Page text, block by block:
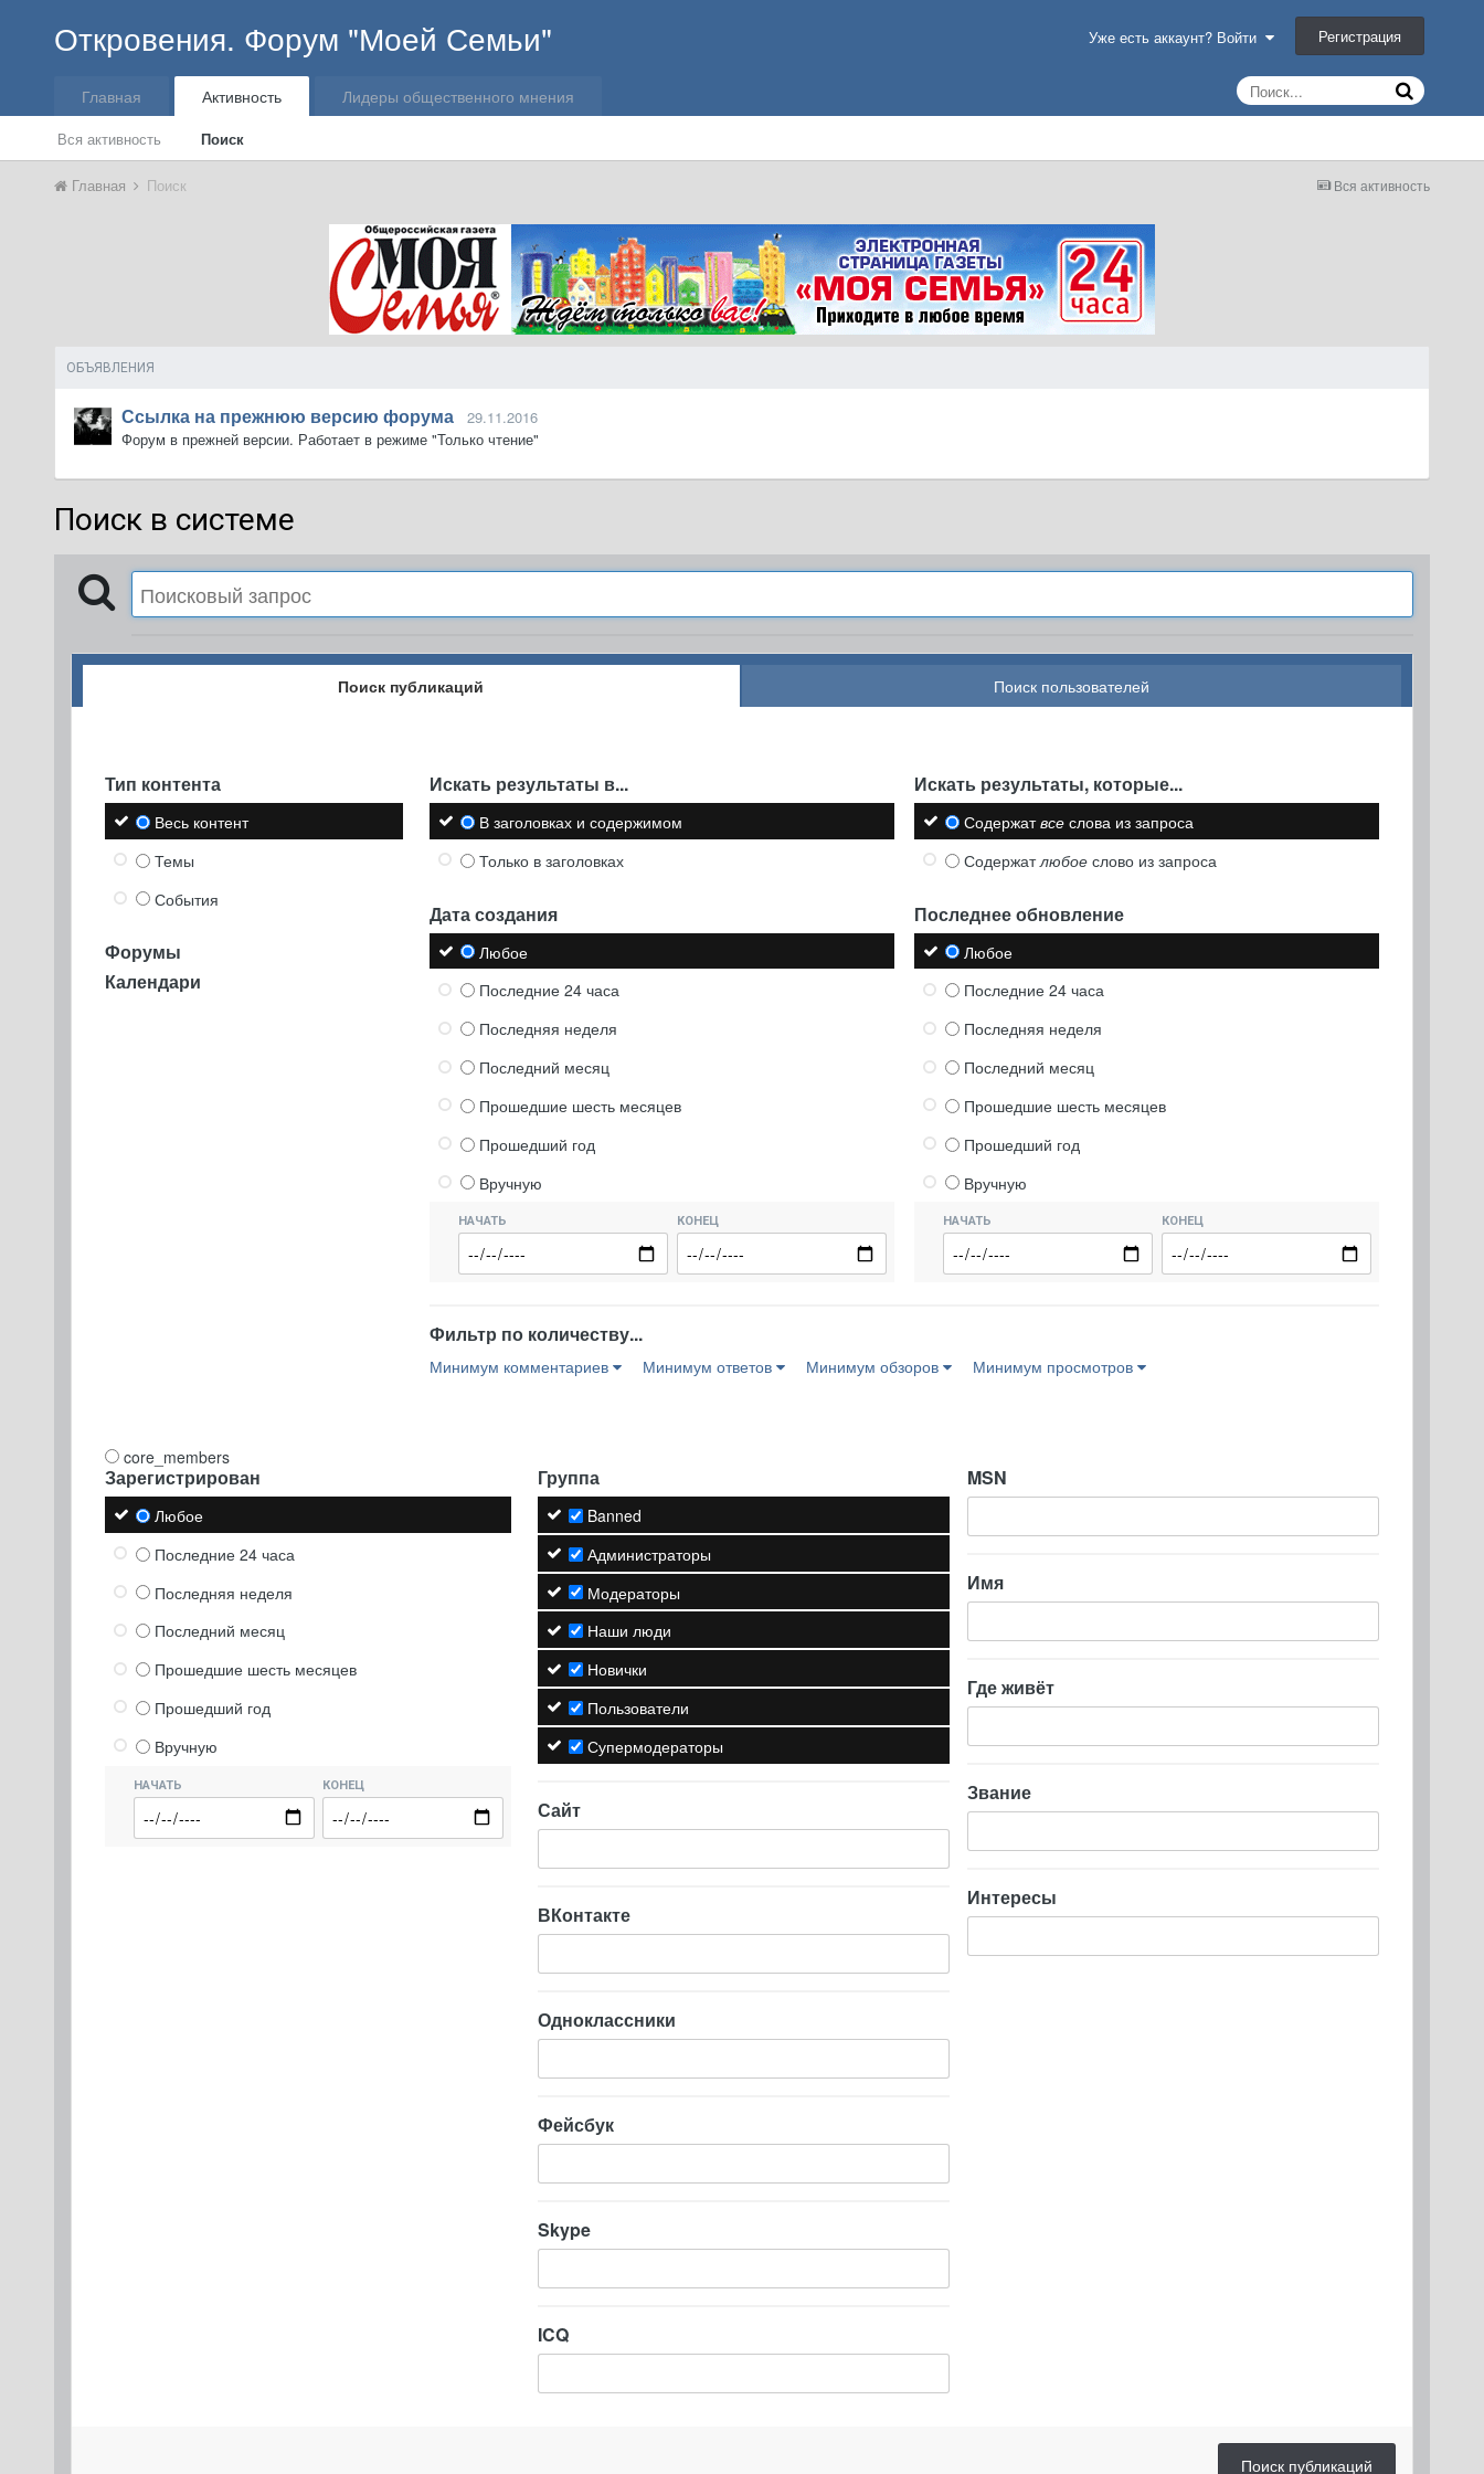
Откровения. Форум "Моей Семьи" Уже есть аккаунт? Войти Регистрация
Главная Активность
Вся активность Поиск
Лидеры общественного мнения
Вся активность
Главная Поиск
ОБЪЯВЛЕНИЯ
Ссылка на прежнюю версию форума
29.11.2016
Форум в прежней версии. Работает в режиме "Только чтение"
Поиск в системе
Поиск публикаций Поиск пользователей
Тип контента
Весь контент
Темы
События
Форумы
Календари
Искать результаты в...
В заголовках и содержимом
Только в заголовках
Искать результаты, которые...
Содержатвсе слова из запроса
Содержатлюбое слово из запроса
Дата создания
Любое
Последние 24 часа
Последняя неделя
Последний месяц
Прошедшие шесть месяцев
Прошедший год
Вручную
НАЧАТЬ КОНЕЦ
Последнее обновление
Любое
Последние 24 часа
Последняя неделя
Последний месяц
Прошедшие шесть месяцев
Прошедший год
Вручную
НАЧАТЬ КОНЕЦ
Фильтр по количеству...
Минимум комментариев Минимум ответов Минимум обзоров Минимум просмотров
core_members
Зарегистрирован
Любое
Последние 24 часа
Последняя неделя
Последний месяц
Прошедшие шесть месяцев
Прошедший год
Вручную
НАЧАТЬ КОНЕЦ
Группа
Banned
Администраторы
Модераторы
Наши люди
Новички
Пользователи
Супермодераторы
Сайт
ВКонтакте
Одноклассники
Фейсбук
Skype
ICQ
MSN
Имя
Где живёт
Звание
Интересы
Поиск публикаций